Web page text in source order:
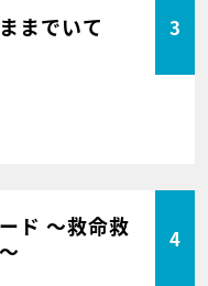
までいて 3
ド ～救命救
4